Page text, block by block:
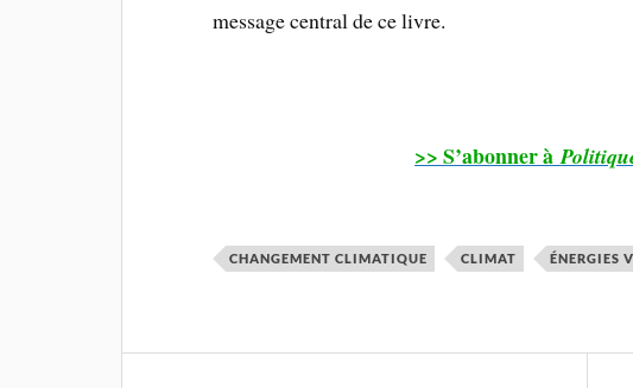
message central de ce livre.
>> S’abonner à
CHANGEMENT CLIMATIQUE CLIMAT ÉNERGIES